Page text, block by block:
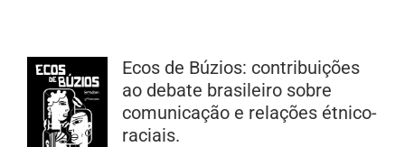
Ecos de Búzios: contribuições
ao debate brasileiro sobre
comunicação e relações étnico-
raciais.